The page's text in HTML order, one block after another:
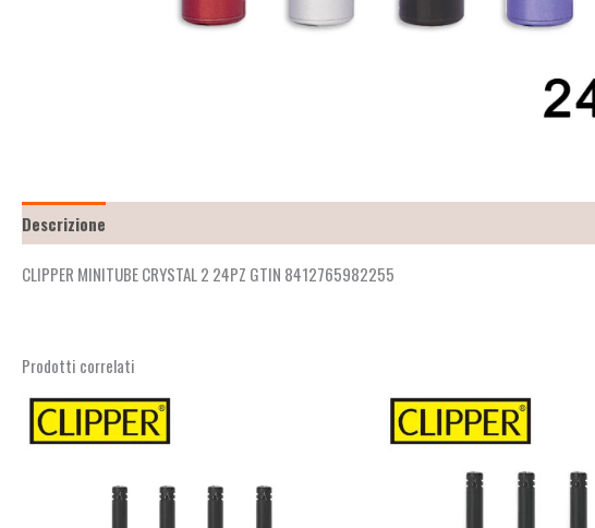
Descrizione
CLIPPER MINITUBE CRYSTAL 2 24PZ GTIN 8412765982255
Prodotti correlati